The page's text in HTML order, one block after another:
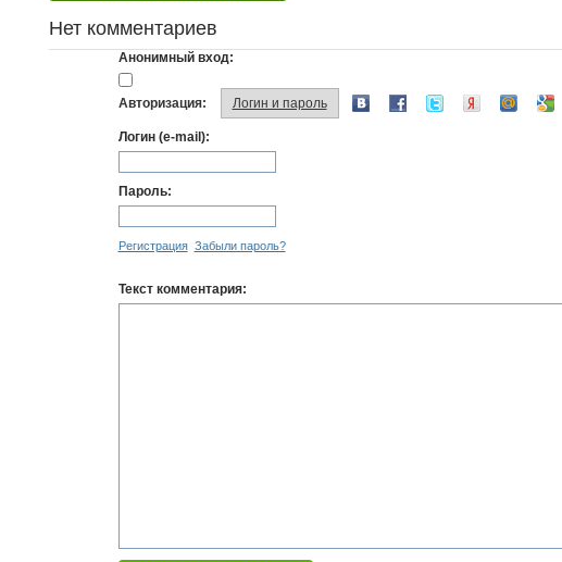
Нет комментариев
Анонимный вход:
Авторизация: Логин и пароль
Логин (e-mail):
Пароль:
Регистрация Забыли пароль?
Текст комментария: